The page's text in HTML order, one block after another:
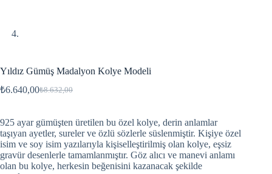
Yıldız Gümüş Madalyon Kolye Modeli
₺8.632,00
₺6.640,00
925 ayar gümüşten üretilen bu özel kolye, derin anlamlar
taşıyan ayetler, sureler ve özlü sözlerle süslenmiştir. Kişiye özel
isim ve soy isim yazılarıyla kişiselleştirilmiş olan kolye, eşsiz
gravür desenlerle tamamlanmıştır. Göz alıcı ve manevi anlamı
olan bu kolye, herkesin beğenisini kazanacak şekilde